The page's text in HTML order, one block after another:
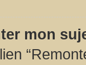
mon